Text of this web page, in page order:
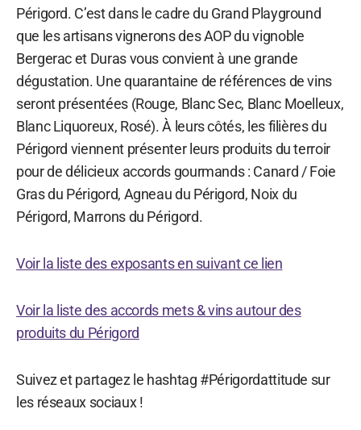
Périgord. C’est dans le cadre du Grand Playground
que les artisans vignerons des AOP du vignoble
Bergerac et Duras vous convient à une grande
dégustation. Une quarantaine de références de vins
seront présentées (Rouge, Blanc Sec, Blanc Moelleux,
Blanc Liquoreux, Rosé). À leurs côtés, les filières du
Périgord viennent présenter leurs produits du terroir
pour de délicieux accords gourmands : Canard / Foie
Gras du Périgord, Agneau du Périgord, Noix du
Périgord, Marrons du Périgord.
Voir la liste des exposants en suivant ce lien
Voir la liste des accords mets & vins autour des
produits du Périgord
Suivez et partagez le hashtag #Périgordattitude sur
les réseaux sociaux !